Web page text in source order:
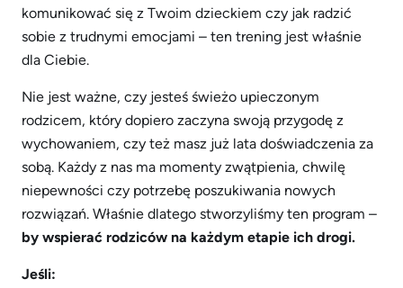
komunikować się z Twoim dzieckiem czy jak radzić
sobie z trudnymi emocjami – ten trening jest właśnie
dla Ciebie.
Nie jest ważne, czy jesteś świeżo upieczonym
rodzicem, który dopiero zaczyna swoją przygodę z
wychowaniem, czy też masz już lata doświadczenia za
sobą. Każdy z nas ma momenty zwątpienia, chwilę
niepewności czy potrzebę poszukiwania nowych
rozwiązań. Właśnie dlatego stworzyliśmy ten program –
by wspierać rodziców na każdym etapie ich drogi.
Jeśli: